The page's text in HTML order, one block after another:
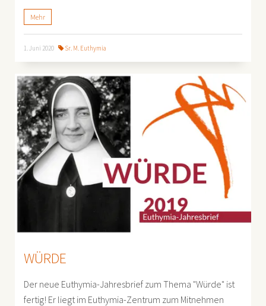
Mehr
1. Juni 2020 Sr. M. Euthymia
WÜRDE
Der neue Euthymia-Jahresbrief zum Thema "Würde" ist
fertig! Er liegt im Euthymia-Zentrum zum Mitnehmen